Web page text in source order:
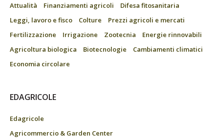
Attualità Finanziamenti agricoli
Difesa fitosanitaria
Leggi, lavoro e fisco
Colture
Prezzi agricoli e mercati
Fertilizzazione
Irrigazione Zootecnia
Energie rinnovabili
Agricoltura biologica
Biotecnologie
Cambiamenti climatici
Economia circolare
EDAGRICOLE
Edagricole
Agricommercio & Garden Center